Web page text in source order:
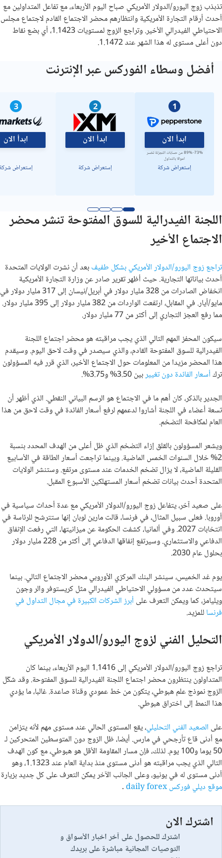
تذبذب زوج اليورو/الدولار الأمريكي صباح اليوم الأربعاء، مع تفاعل المتداولين مع
أحدث أرقام التجارة الأمريكية وانتظارهم محضر الاجتماع القادم لاجتماع مجلس
الاحتياطي الفيدرالي الأخير. وتراجع الزوج لمستويات 1.1423، أي بضع نقاط
دون أعلى مستوى له هذا الشهر عند 1.1472.
أفضل وسطاء الفوركس عبر الإنترنت
1
ابدأ الان
73%- 89% من حسابات التجزئة تخسر
اموالا بالتداول
إستعراض شركة
2
ابدأ الان
إستعراض شركة
3
ابدأ الان
إستعراض
اللجنة الفيدرالية للسوق المفتوحة تنشر محضر
الاجتماع الأخير
تراجع زوج اليورو/الدولار الأمريكي بشكل طفيفبعد أن نشرت الولايات المتحدة
أحدث بياناتها التجارية. حيث أظهر تقرير صادر عن وزارة التجارة الأمريكية
انخفاض الصادرات من 328 مليار دولار في أبريل/نيسان إلى 317 مليار دولار في
مايو/أيار. في المقابل، ارتفعت الواردات من 382 مليار دولار إلى 395 مليار دولار.
مما رفع العجز التجاري إلى أكثر من 77 مليار دولار.
سيكون المحفز المهم التالي الذي يجب مراقبته هو محضر اجتماع اللجنة
الفيدرالية للسوق المفتوحة القادم، والذي سيصدر في وقت لاحق اليوم. وسيقدم
هذا المحضر مزيدا من المعلومات حول الاجتماع الأخير، الذي قرر فيه المسؤولون
تركأسعار الفائدة دون تغييربين 3.50% و3.75%.
الجدير بالذكر، كان أهم ما في الاجتماع هو الرسم البياني النقطي. الذي أظهر أن
تسعة أعضاء في اللجنة أشاروا لدعمهم لرفع أسعار الفائدة في وقت لاحق من هذا
العام لمكافحة التضخم.
ويشعر المسؤولون بالقلق إزاء التضخم الذي ظل أعلى من الهدف المحدد بنسبة
2% خلال السنوات الخمس الماضية. وبينما تراجعت أسعار الطاقة في الأسابيع
القليلة الماضية، لا يزال تضخم الخدمات عند مستوى مرتفع. وستنشر الولايات
المتحدة أحدث بيانات تضخم أسعار المستهلكين الأسبوع المقبل.
على صعيد آخر، يتفاعل زوج اليورو/الدولار الأمريكي مع عدة أحداث سياسية في
أوروبا. فعلى سبيل المثال، في فرنسا، قالت مارين لوبان إنها ستترشح للرئاسة في
انتخابات 2027. وفي ألمانيا، كشفت الحكومة عن ميزانيتها، التي رفعت الإنفاق
الدفاعي والاستثماري. وسيرتفع إنفاقها الدفاعي إلى أكثر من 228 مليار دولار
بحلول عام 2030.
يوم غد الخميس، سينشر البنك المركزي الأوروبي محضر الاجتماع التالي. بينما
سيتحدث عدد من مسؤولي الاحتياطي الفيدرالي مثل كريستوفر والر وجون
ويليامز، كما ويمكن التعرف على أبرز الشركات الكبيرة في مجال التداول في
فرنساللمزيد.
التحليل الفني لزوج اليورو/الدولار الأمريكي
تراجع زوج اليورو/الدولار الأمريكي إلى 1.1416 اليوم الأربعاء، بينما كان
المتداولون ينتظرون محضر اجتماع اللجنة الفيدرالية للسوق المفتوحة. وقد شكّل
الزوج نموذج علم هبوطي، يتكون من خط عمودي وقناة صاعدة. غالبا، ما يؤدي
هذا النمط إلى اختراق هبوطي.
على الصعيد الفني التحليلي، يقع المستوى الحالي عند مستوى مهم لأنه يتزامن
مع أدنى قاع تأرجحي في مارس. أيضا، ظل الزوج دون المتوسطين المتحركين لـ
50 يوما و100 يوم. لذلك، فإن مسار المقاومة الأقل هو هبوطي، مع كون الهدف
التالي الذي يجب مراقبته هو أدنى مستوى منذ بداية العام عند 1.1323، وهو
أدنى مستوى له في يونيو، وعلى الجانب الآخر يمكن التعرف على كل جديد بزيارة
موقع ديلي فوركس daily forex
.
اشترك الان
اشترك للحصول على آخر اخبار الأسواق و
التوصيات المجانية مباشرة على بريدك